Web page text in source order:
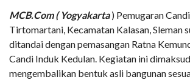
MCB.Com ( Yogyakarta) Pemugaran
Tirtomartani, Kecamatan Kalasan, Sleman
ditandai dengan pemasangan Ratna
Candi Induk Kedulan. Kegiatan ini
mengembalikan bentuk asli bangunan